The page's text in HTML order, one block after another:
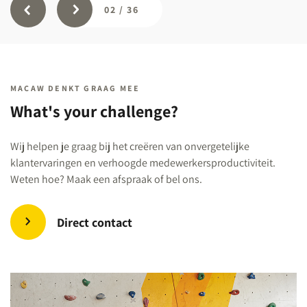
02 / 36
MACAW DENKT GRAAG MEE
What's your challenge?
Wij helpen je graag bij het creëren van onvergetelijke
klantervaringen en verhoogde medewerkersproductiviteit.
Weten hoe? Maak een afspraak of bel ons.
Direct contact